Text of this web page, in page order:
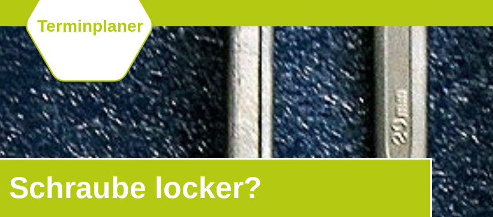
Terminplaner
Schraube locker?